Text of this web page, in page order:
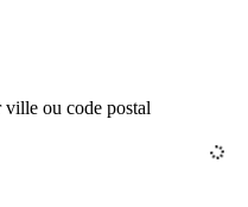
ville ou code postal